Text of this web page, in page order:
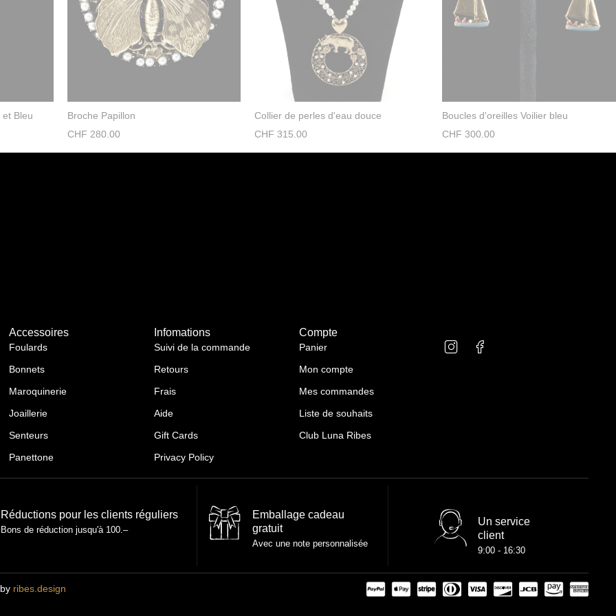
Bleu
Broche Papillon
CHF 280.00
Collier de perles d'eau douce
CHF 315.00
Boucles d'oreilles Voilier bleu
CHF 300.00
Accessoires
Foulards
Bonnets
Maroquinerie
Joaillerie
Senteurs
Panettone
Infomations
Suivi de la commande
Retours
Frais
Aide
Gift Cards
Privacy Policy
Compte
Panier
Mon compte
Mes commandes
Liste de souhaits
Club Luna Ribes
Réductions pour les clients réguliers
Bons de réduction jusqu'à 100.–
Emballage cadeau
gratuit
Avec une note personnalisée
Un service
client
9:00 - 16:30
ribes.design